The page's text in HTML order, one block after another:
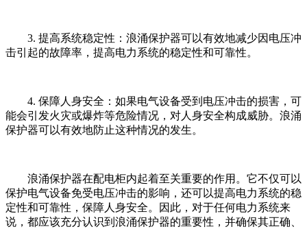
3. 提高系统稳定性：浪涌保护器可以有效地减少因电压冲
击引起的故障率，提高电力系统的稳定性和可靠性。
4. 保障人身安全：如果电气设备受到电压冲击的损害，可
能会引发火灾或爆炸等危险情况，对人身安全构成威胁。浪涌
保护器可以有效地防止这种情况的发生。
浪涌保护器在配电柜内起着至关重要的作用。它不仅可以
保护电气设备免受电压冲击的影响，还可以提高电力系统的稳
定性和可靠性，保障人身安全。因此，对于任何电力系统来
说，都应该充分认识到浪涌保护器的重要性，并确保其正确、